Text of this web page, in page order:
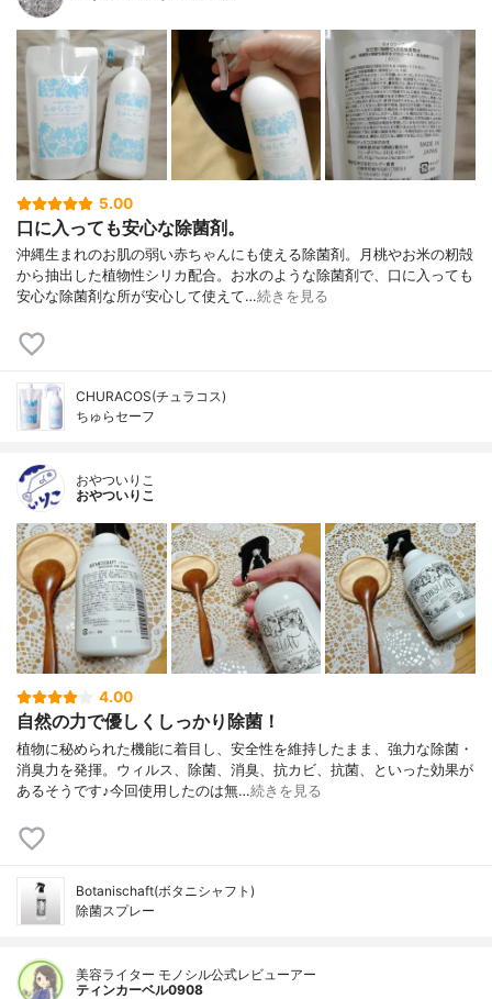
5.00
口に入っても安心な除菌剤。
沖縄生まれのお肌の弱い赤ちゃんにも使える除菌剤。月桃やお米の籾殻
から抽出した植物性シリカ配合。お水のような除菌剤で、口に入っても
安心な除菌剤な所が安心して使えて…続きを見る
CHURACOS(チュラコス)
ちゅらセーフ
おやついりこ
おやついりこ
4.00
自然の力で優しくしっかり除菌！
植物に秘められた機能に着目し、安全性を維持したまま、強力な除菌・
消臭力を発揮。ウィルス、除菌、消臭、抗カビ、抗菌、といった効果が
あるそうです♪今回使用したのは無…続きを見る
Botanischaft(ボタニシャフト)
除菌スプレー
美容ライター モノシル公式レビューアー
ティンカーベル0908